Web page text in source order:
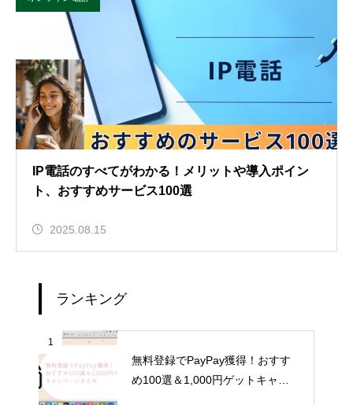
IP電話のすべてがわかる！メリットや導入ポイン
ト、おすすめサービス100選
2025.08.15
ランキング
1
無料登録でPayPay獲得！おすす
め100選＆1,000円ゲットキャン